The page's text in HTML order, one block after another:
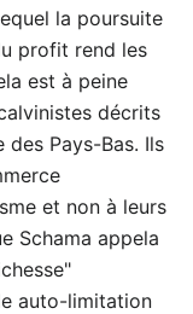
la poursuite
profit rend les
est à peine
décrits
des Pays-Bas. Ils
et non à leurs
Schama appela
auto-limitation